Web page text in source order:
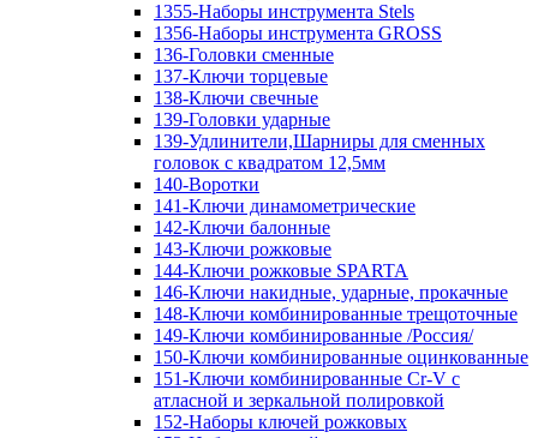
1355-Наборы инструмента Stels
1356-Наборы инструмента GROSS
136-Головки сменные
137-Ключи торцевые
138-Ключи свечные
139-Головки ударные
139-Удлинители,Шарниры для сменных
головок с квадратом 12,5мм
140-Воротки
141-Ключи динамометрические
142-Ключи балонные
143-Ключи рожковые
144-Ключи рожковые SPARTA
146-Ключи накидные, ударные, прокачные
148-Ключи комбинированные трещоточные
149-Ключи комбинированные /Россия/
150-Ключи комбинированные оцинкованные
151-Ключи комбинированные Cr-V с
атласной и зеркальной полировкой
152-Наборы ключей рожковых